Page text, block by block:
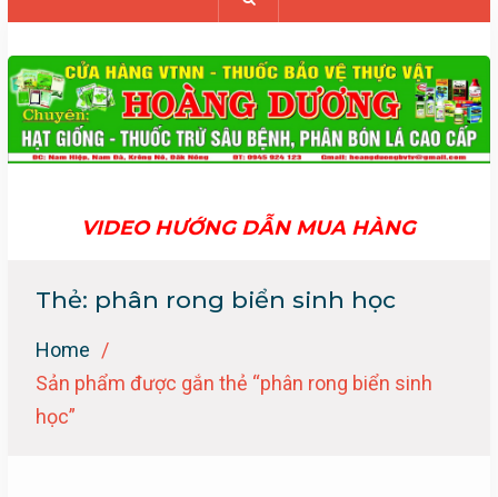
VIDEO HƯỚNG DẪN MUA HÀNG
Thẻ: phân rong biển sinh học
Home
Sản phẩm được gắn thẻ “phân rong biển sinh
học”